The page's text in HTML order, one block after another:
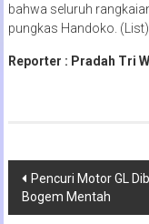
bahwa seluruh
pungkas Handoko. (List)
Reporter : Pradah Tri W
Navigasi
pos
Pencuri Motor GL
Bogem Mentah